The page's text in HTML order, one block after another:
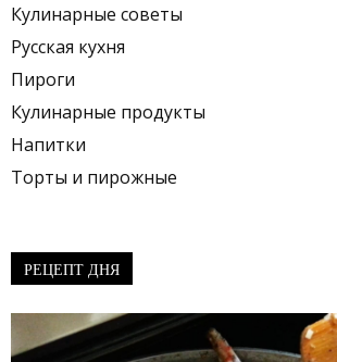
Кулинарные советы
Русская кухня
Пироги
Кулинарные продукты
Напитки
Торты и пирожные
РЕЦЕПТ ДНЯ